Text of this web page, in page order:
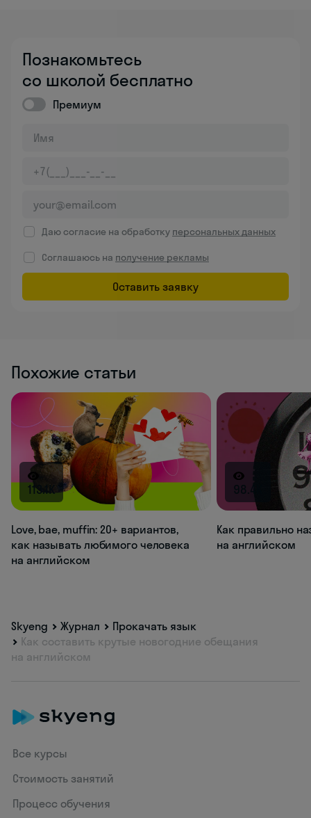
Познакомьтесь
со школой бесплатно
Премиум
Даю согласие на обработку персональных данных
Соглашаюсь на получение рекламы
Оставить заявку
Похожие статьи
113.1K
Love, bae, muffin: 20+ вариантов,
как называть любимого человека
на английском
98.4K
Как правильно
на английском
Skyeng Журнал
Прокачать язык
Как составить крутые новогодние обещания
на английском
Все курсы
Стоимость занятий
Процесс обучения